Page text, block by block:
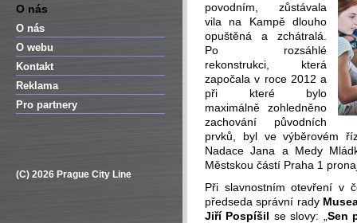
O nás
O nás
O webu
Kontakt
Reklama
Pro partnery
(C) 2026 Prague City Line
povodním, zůstávala
vila na Kampě dlouho
opuštěná a zchátralá.
Po rozsáhlé
rekonstrukci, která
započala v roce 2012 a
při které bylo
maximálně zohledněno
zachování původních
prvků, byl ve výběrovém
Nadace Jana a Medy
Městskou částí Praha 1
Při slavnostním otevření v
předseda správní rady
Jiří Pospíšil se slovy: „ Sen